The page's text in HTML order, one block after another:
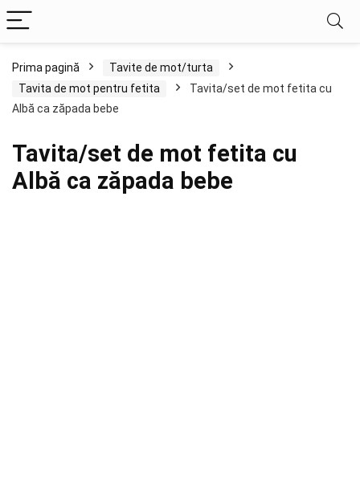
Prima pagină
Tavite de mot/turta
Tavita de mot pentru fetita
Tavita/set de mot fetita cu
Albă ca zăpada bebe
Tavita/set de mot fetita cu
Albă ca zăpada bebe